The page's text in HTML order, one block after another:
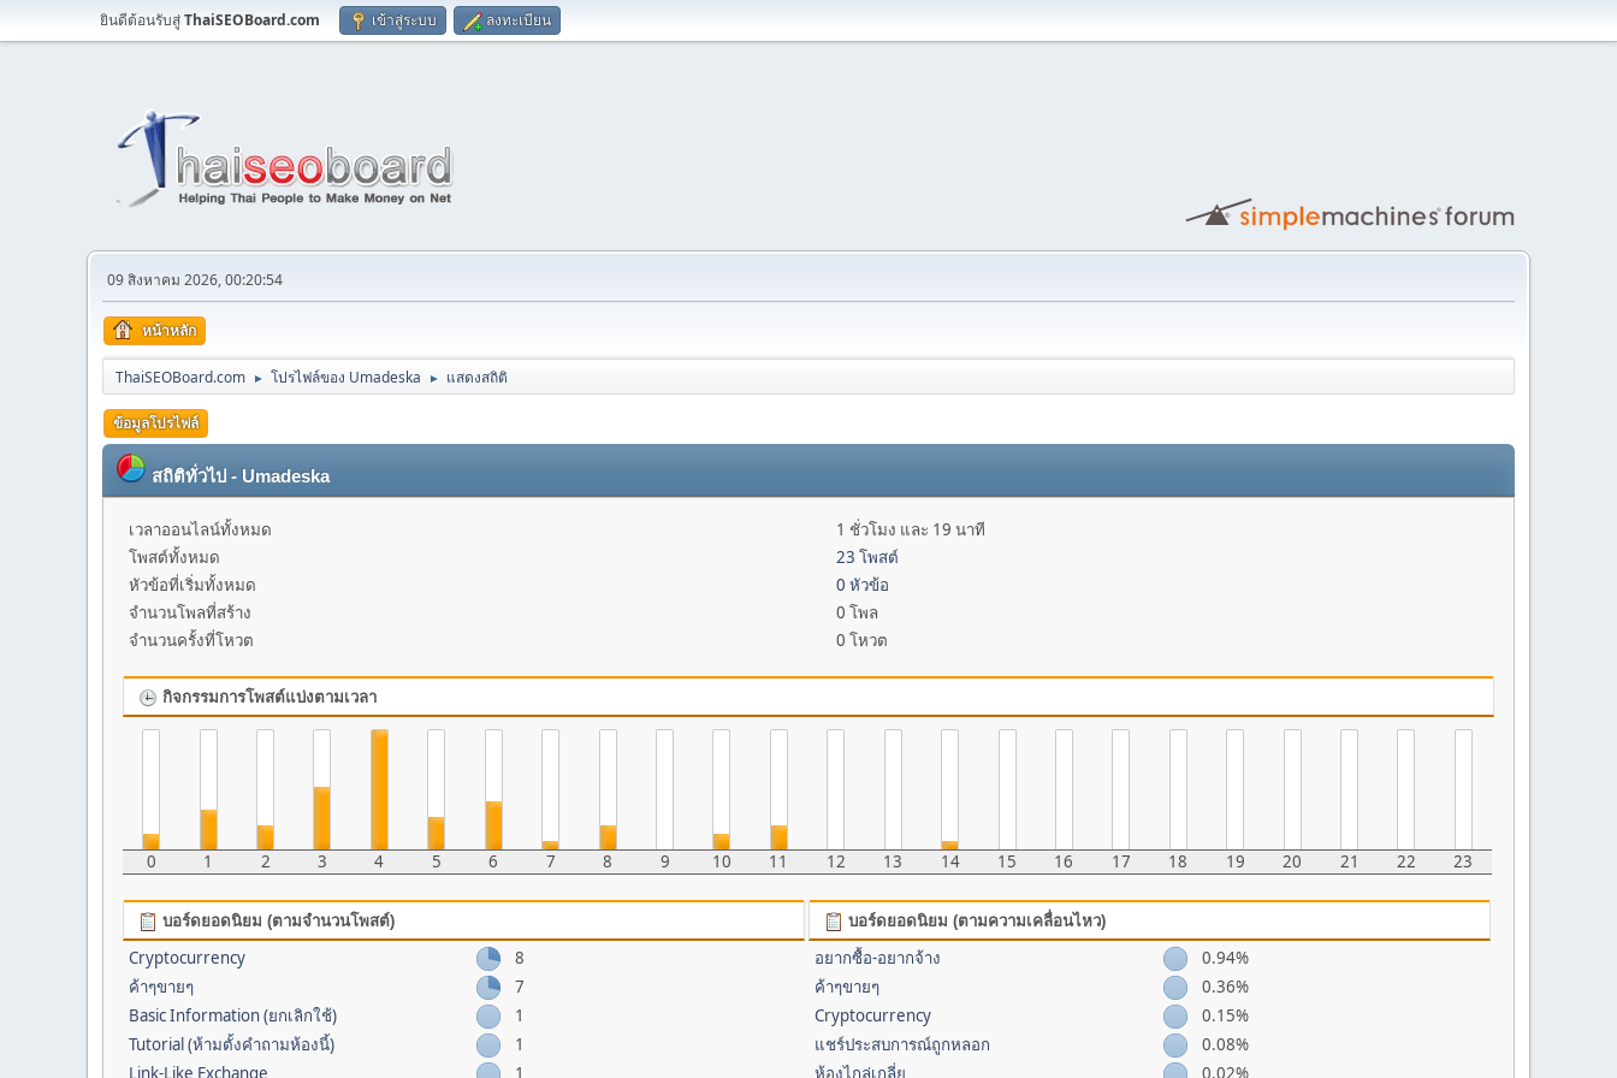
ยินดีต้อนรับสู่ThaiSEOBoard.com เข้าสู่ระบบ ลงทะเบียน
09 สิงหาคม 2026, 00:20:54
หน้าหลัก
ThaiSEOBoard.com ► โปรไฟล์ของ Umadeska ► แสดงสถิติ
ข้อมูลโปรไฟล์
สถิติทั่วไป - Umadeska
เวลาออนไลน์ทั้งหมด
1 ชั่วโมง และ 19 นาที
โพสต์ทั้งหมด
23 โพสต์
หัวข้อที่เริ่มทั้งหมด
0 หัวข้อ
จำนวนโพลที่สร้าง
0 โพล
จำนวนครั้งที่โหวต
0 โหวต
กิจกรรมการโพสต์แบ่งตามเวลา
0 1 2 3 4 5 6 7 8 9 10 11 12 13 14 15 16 17 18 19 20 21 22 23
บอร์ดยอดนิยม (ตามจำนวนโพสต์)
Cryptocurrency
8
ค้าๆขายๆ
7
Basic Information (ยกเลิกใช้)
1
Tutorial (ห้ามตั้งคำถามห้องนี้)
1
Link-Like Exchange
1
บอร์ดยอดนิยม (ตามความเคลื่อนไหว)
อยากซื้อ-อยากจ้าง
0.94%
ค้าๆขายๆ
0.36%
Cryptocurrency
0.15%
แชร์ประสบการณ์ถูกหลอก
0.08%
ห้องไกล่เกลี่ย
0.02%